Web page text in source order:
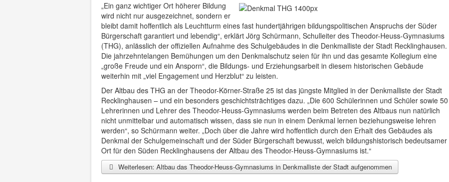
„Ein ganz wichtiger Ort höherer Bildung
wird nicht nur ausgezeichnet, sondern er
bleibt damit hoffentlich als Leuchtturm eines fast hundertjährigen bildungspolitischen Anspruchs der Süder
Bürgerschaft garantiert und lebendig“, erklärt Jörg Schürmann, Schulleiter des Theodor-Heuss-Gymnasiums
(THG), anlässlich der offiziellen Aufnahme des Schulgebäudes in die Denkmalliste der Stadt Recklinghausen.
Die jahrzehntelangen Bemühungen um den Denkmalschutz seien für ihn und das gesamte Kollegium eine
„große Freude und ein Ansporn“, die Bildungs- und Erziehungsarbeit in diesem historischen Gebäude
weiterhin mit „viel Engagement und Herzblut“ zu leisten.
Der Altbau des THG an der Theodor-Körner-Straße 25 ist das jüngste Mitglied in der Denkmalliste der Stadt
Recklinghausen – und ein besonders geschichtsträchtiges dazu. „Die 600 Schülerinnen und Schüler sowie 50
Lehrerinnen und Lehrer des Theodor-Heuss-Gymnasiums werden beim Betreten des Altbaus nun natürlich
nicht unmittelbar und automatisch wissen, dass sie nun in einem Denkmal lernen beziehungsweise lehren
werden“, so Schürmann weiter. „Doch über die Jahre wird hoffentlich durch den Erhalt des Gebäudes als
Denkmal der Schulgemeinschaft und der Süder Bürgerschaft bewusst, welch bildungshistorisch bedeutsamer
Ort für den Süden Recklinghausens der Altbau des Theodor-Heuss-Gymnasiums ist.“
Weiterlesen: Altbau das Theodor-Heuss-Gymnasiums in Denkmalliste der Stadt aufgenommen